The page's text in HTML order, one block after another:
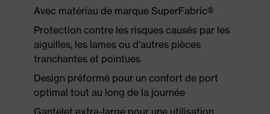
Avec matériau de marque SuperFabric®
Protection contre les risques causés par les
aiguilles, les lames ou d'autres pièces
tranchantes et pointues
Design préformé pour un confort de port
optimal tout au long de la journée
Gantelet extra-large pour une utilisation